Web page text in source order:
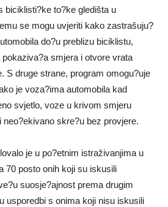
biciklisti?ke to?ke gledišta u
se mogu uvjeriti kako zastrašuju?
do?u preblizu biciklistu,
smjera i otvore vrata
S druge strane, program omogu?uje
je voza?ima automobila kad
svjetlo, voze u krivom smjeru
skre?u bez provjere.
je u po?etnim istraživanjima u
70 posto onih koji su iskusili
suosje?ajnost prema drugim
usporedbi s onima koji nisu iskusili